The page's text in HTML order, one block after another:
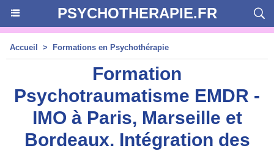
PSYCHOTHERAPIE.FR
Accueil > Formations en Psychothérapie
Formation
Psychotraumatisme EMDR -
IMO à Paris, Marseille et
Bordeaux. Intégration des